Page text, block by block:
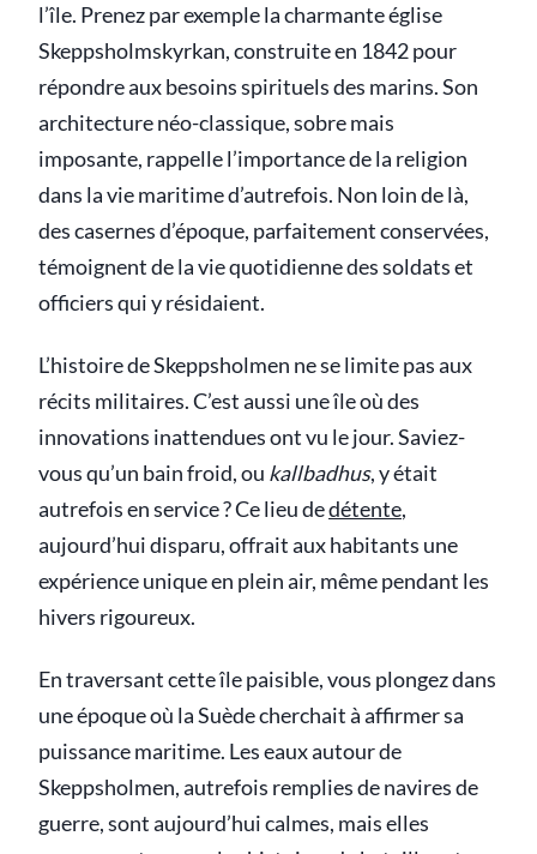
l’île. Prenez par exemple la charmante église
Skeppsholmskyrkan, construite en 1842 pour
répondre aux besoins spirituels des marins. Son
architecture néo-classique, sobre mais
imposante, rappelle l’importance de la religion
dans la vie maritime d’autrefois. Non loin de là,
des casernes d’époque, parfaitement conservées,
témoignent de la vie quotidienne des soldats et
officiers qui y résidaient.
L’histoire de Skeppsholmen ne se limite pas aux
récits militaires. C’est aussi une île où des
innovations inattendues ont vu le jour. Saviez-
vous qu’un bain froid, ou kallbadhus, y était
autrefois en service ? Ce lieu dedétente,
aujourd’hui disparu, offrait aux habitants une
expérience unique en plein air, même pendant les
hivers rigoureux.
En traversant cette île paisible, vous plongez dans
une époque où la Suède cherchait à affirmer sa
puissance maritime. Les eaux autour de
Skeppsholmen, autrefois remplies de navires de
guerre, sont aujourd’hui calmes, mais elles